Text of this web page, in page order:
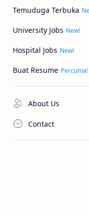
Temuduga Terbuka
University Jobs
Hospital Jobs
Buat Resume
About Us
Contact